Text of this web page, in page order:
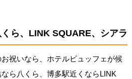
ら、LINK SQUARE、シアラ
祝いなら、ホテルビュッフェが候
ら八くら、博多駅近くならLINK